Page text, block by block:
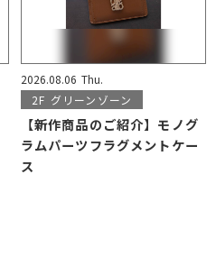
2026.08.06 Thu.
2F グリーンゾーン
【新作商品のご紹介】モノグ
ラムパーツフラグメントケー
ス